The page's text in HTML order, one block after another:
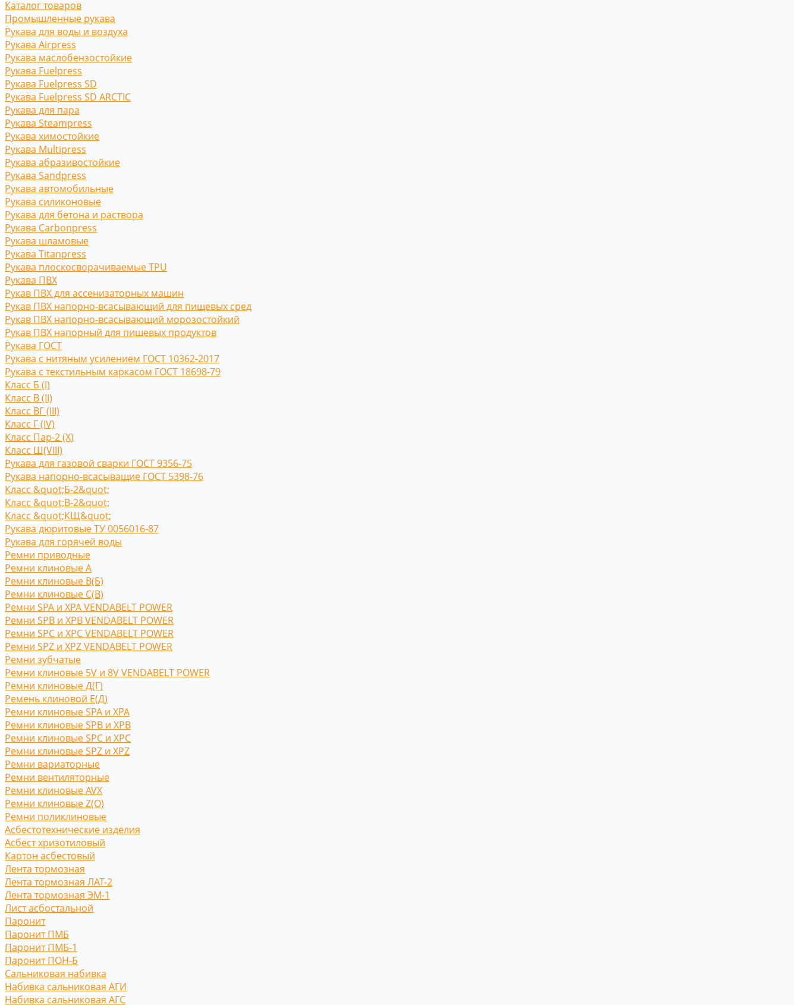
Каталог товаров
Промышленные рукава
Рукава для воды и воздуха
Рукава Airpress
Рукава маслобензостойкие
Рукава Fuelpress
Рукава Fuelpress SD
Рукава Fuelpress SD ARCTIC
Рукава для пара
Рукава Steampress
Рукава химостойкие
Рукава Multipress
Рукава абразивостойкие
Рукава Sandpress
Рукава автомобильные
Рукава силиконовые
Рукава для бетона и раствора
Рукава Carbonpress
Рукава шламовые
Рукава Titanpress
Рукава плоскосворачиваемые TPU
Рукава ПВХ
Рукав ПВХ для ассенизаторных машин
Рукав ПВХ напорно-всасывающий для пищевых сред
Рукав ПВХ напорно-всасывающий морозостойкий
Рукав ПВХ напорный для пищевых продуктов
Рукава ГОСТ
Рукава с нитяным усилением ГОСТ 10362-2017
Рукава с текстильным каркасом ГОСТ 18698-79
Класс Б (I)
Класс В (II)
Класс ВГ (III)
Класс Г (IV)
Класс Пар-2 (X)
Класс Ш(VIII)
Рукава для газовой сварки ГОСТ 9356-75
Рукава напорно-всасыващие ГОСТ 5398-76
Класс &quot;Б-2&quot;
Класс &quot;В-2&quot;
Класс &quot;КЩ&quot;
Рукава дюритовые ТУ 0056016-87
Рукава для горячей воды
Ремни приводные
Ремни клиновые A
Ремни клиновые В(Б)
Ремни клиновые С(B)
Ремни SPA и XPA VENDABELT POWER
Ремни SPB и XPB VENDABELT POWER
Ремни SPC и XPC VENDABELT POWER
Ремни SPZ и XPZ VENDABELT POWER
Ремни зубчатые
Ремни клиновые 5V и 8V VENDABELT POWER
Ремни клиновые Д(Г)
Ремень клиновой Е(Д)
Ремни клиновые SPA и XPA
Ремни клиновые SPB и XPB
Ремни клиновые SPC и XPC
Ремни клиновые SPZ и XPZ
Ремни вариаторные
Ремни вентиляторные
Ремни клиновые AVX
Ремни клиновые Z(O)
Ремни поликлиновые
Асбестотехнические изделия
Асбест хризотиловый
Картон асбестовый
Лента тормозная
Лента тормозная ЛАТ-2
Лента тормозная ЭМ-1
Лист асбостальной
Паронит
Паронит ПМБ
Паронит ПМБ-1
Паронит ПОН-Б
Сальниковая набивка
Набивка сальниковая АГИ
Набивка сальниковая АГС